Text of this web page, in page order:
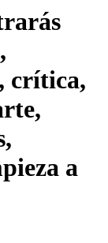
crítica,
a